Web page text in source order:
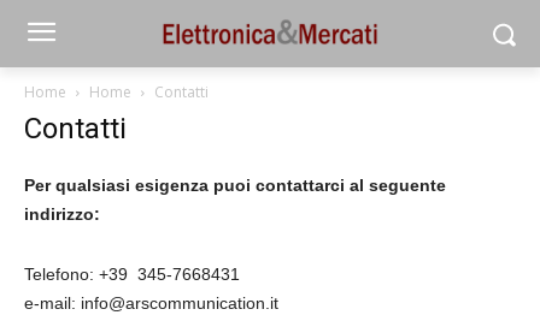
Home Home Contatti
Contatti
Per qualsiasi esigenza puoi contattarci al seguente
indirizzo:
Telefono: +39 345-7668431
e-mail: info@arscommunication.it